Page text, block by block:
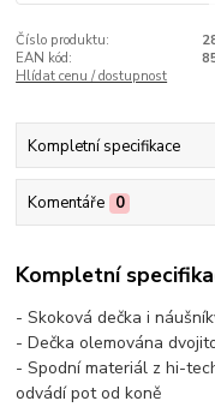
Číslo produktu:
EAN kód:
Hlídat cenu / dostupnost
Kompletní specifikace
Komentáře 0
Kompletní
- Skoková dečka i
- Dečka olemována
- Spodní materiál z hi-
odvádí pot od koně